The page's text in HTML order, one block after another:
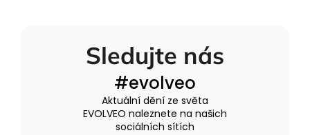
Sledujte nás
#evolveo
Aktuální dění ze světa
EVOLVEO naleznete na našich
sociálních sítích